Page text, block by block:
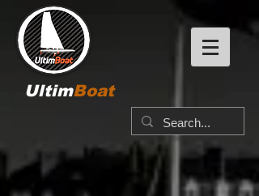
UltimBoat